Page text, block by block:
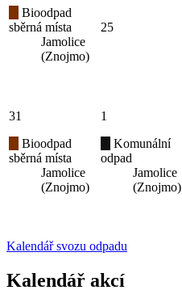
Bioodpad
sběrná místa
Jamolice
(Znojmo)
25
31
Bioodpad
sběrná místa
Jamolice
(Znojmo)
1
Komunální
odpad
Jamolice
(Znojmo)
Kalendář svozu odpadu
Kalendář akcí